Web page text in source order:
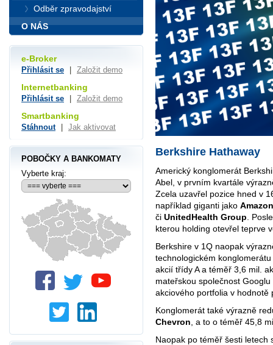
Berkshire Hathaway
Americký konglomerát
Abel, v prvním kvartále
Zcela uzavřel pozice hned v
například giganti jako
či UnitedHealth Group.
kterou holding otevřel teprve
Berkshire v 1Q naopak
technologickém konglomerátu
akcií třídy A a téměř 3,6 mil.
mateřskou společnost
akciového portfolia v hodnotě
Konglomerát také výrazně
Chevron , a to o téměř 45,8
Naopak po téměř šesti letech
Odběr zpravodajství
O NÁS
e-Broker
Přihlásit se Založit demo
Internetbanking
Přihlásit se Založit demo
Smartbanking
Stáhnout Jak aktivovat
POBOČKY A BANKOMATY
Vyberte kraj: